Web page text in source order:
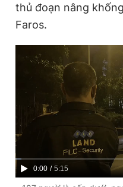
thủ đoạn nâng
Faros.
C
0:00 / D
5:15